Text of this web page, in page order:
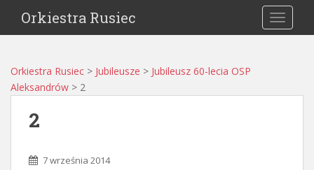
Orkiestra Rusiec
Orkiestra Rusiec > Jubileusze > Jubileusz 60-lecia OSP
Aleksandrów > 2
2
7 września 2014